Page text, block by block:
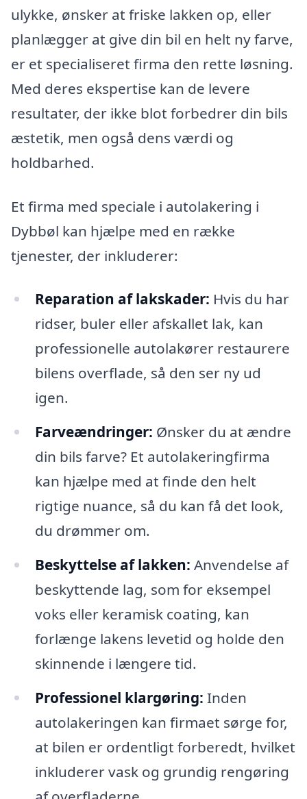
ulykke, ønsker at friske lakken op, eller
planlægger at give din bil en helt ny farve,
er et specialiseret firma den rette løsning.
Med deres ekspertise kan de levere
resultater, der ikke blot forbedrer din bils
æstetik, men også dens værdi og
holdbarhed.
Et firma med speciale i autolakering i
Dybbøl kan hjælpe med en række
tjenester, der inkluderer:
Reparation af lakskader: Hvis du har
ridser, buler eller afskallet lak, kan
professionelle autolakører restaurere
bilens overflade, så den ser ny ud
igen.
Farveændringer: Ønsker du at ændre
din bils farve? Et autolakeringfirma
kan hjælpe med at finde den helt
rigtige nuance, så du kan få det look,
du drømmer om.
Beskyttelse af lakken: Anvendelse af
beskyttende lag, som for eksempel
voks eller keramisk coating, kan
forlænge lakens levetid og holde den
skinnende i længere tid.
Professionel klargøring: Inden
autolakeringen kan firmaet sørge for,
at bilen er ordentligt forberedt, hvilket
inkluderer vask og grundig rengøring